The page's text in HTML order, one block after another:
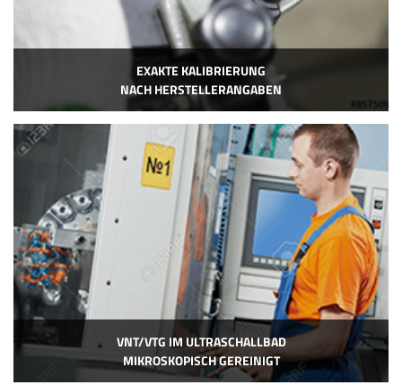
EXAKTE KALIBRIERUNG
NACH HERSTELLERANGABEN
VNT/VTG IM ULTRASCHALLBAD
MIKROSKOPISCH GEREINIGT